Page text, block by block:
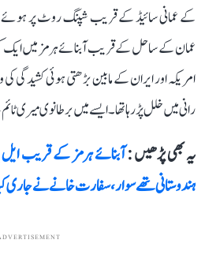
کے عمانی سائیڈ کے قریب شپنگ روٹ پر
عمان کے ساحل کے قریب آبنائے ہرمز میں
امریکہ اور ایران کے مابین بڑھتی ہوئی کشیدگی
رانی میں خلل پڑ رہا تھا۔ ایسے میں برطانوی میری
یہ بھی پڑھیں :
ہندوستانی تھے سوار، سفارت خانے نے جاری